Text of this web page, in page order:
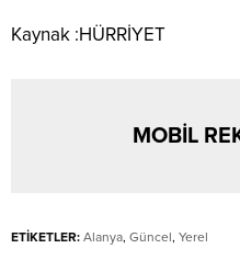
Kaynak :HÜRRİYET
MOBİL
ETİKETLER: Alanya, Güncel, Yerel